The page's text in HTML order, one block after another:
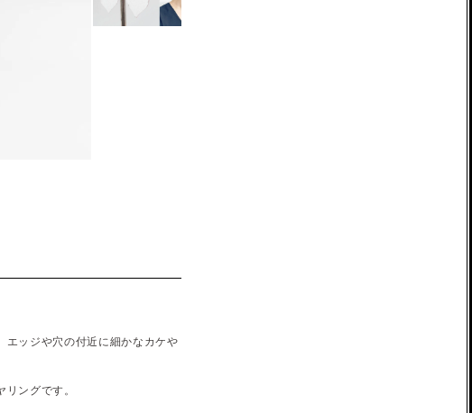
エッジや穴の付近に細かなカケや
ングです。